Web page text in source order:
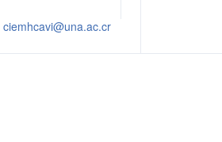
ciemhcavi@una.ac.cr